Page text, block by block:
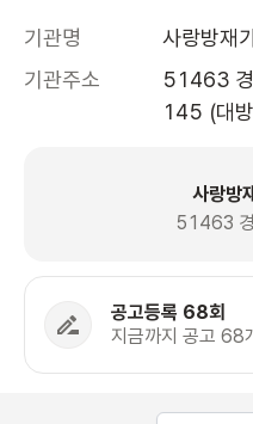
기관명
사랑방재
기관주소
51463 경
145 (대
사랑방
51463 경
공고등록 68회
지금까지 공고 68